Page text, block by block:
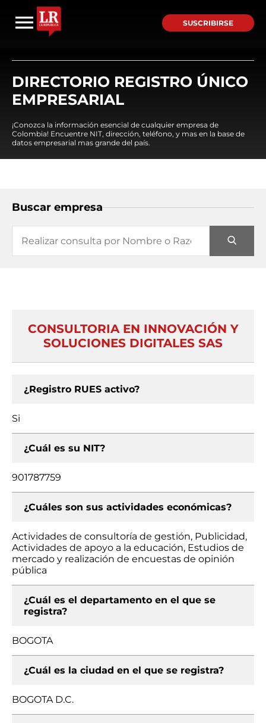
SUSCRIBIRSE
DIRECTORIO REGISTRO ÚNICO
EMPRESARIAL
¡Conozca la información esencial de cualquier empresa de
Colombia! Encuentre NIT, dirección, teléfono, y mas en la base de
datos empresarial mas grande del país.
Buscar empresa
CONSULTORIA EN INNOVACIÓN Y
SOLUCIONES DIGITALES SAS
¿Registro RUES activo?
Si
¿Cuál es su NIT?
901787759
¿Cuáles son sus actividades económicas?
Actividades de consultoría de gestión, Publicidad,
Actividades de apoyo a la educación, Estudios de
mercado y realización de encuestas de opinión
pública
¿Cuál es el departamento en el que se
registra?
BOGOTA
¿Cuál es la ciudad en el que se registra?
BOGOTA D.C.